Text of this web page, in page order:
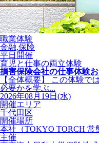
職業体験
金融,保険
平日開催
育児と仕事の両立体験
損害保険会社の仕事体験
【全体概要】 この体験で
必要かを学ぶ...
2026年08月19日(水)
開催エリア
千代田区
開催場所
本社（TOKYO TORCH
主催